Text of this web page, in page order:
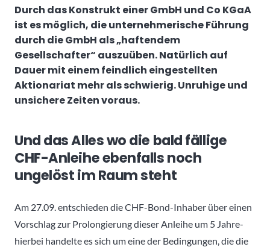
Durch das Konstrukt einer GmbH und Co KGaA
ist es möglich, die unternehmerische Führung
durch die GmbH als „haftendem
Gesellschafter“ auszuüben. Natürlich auf
Dauer mit einem feindlich eingestellten
Aktionariat mehr als schwierig. Unruhige und
unsichere Zeiten voraus.
Und das Alles wo die bald fällige
CHF-Anleihe ebenfalls noch
ungelöst im Raum steht
Am 27.09. entschieden die CHF-Bond-Inhaber über einen
Vorschlag zur Prolongierung dieser Anleihe um 5 Jahre-
hierbei handelte es sich um eine der Bedingungen, die die